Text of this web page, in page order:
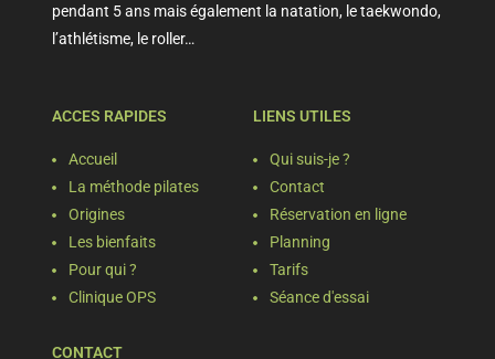
pendant 5 ans mais également la natation, le taekwondo,
l’athlétisme, le roller…
ACCES RAPIDES
Accueil
La méthode pilates
Origines
Les bienfaits
Pour qui ?
Clinique OPS
LIENS UTILES
Qui suis-je ?
Contact
Réservation en ligne
Planning
Tarifs
Séance d'essai
CONTACT